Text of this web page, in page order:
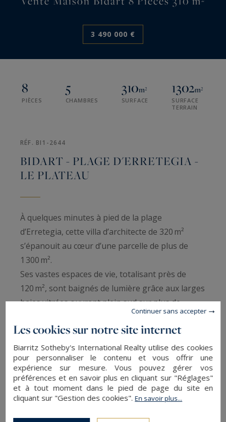
3 490 000 €
8
PIÈCES
5
CHAMBRES
310m²
SURFACE
1302m²
SURFACE
TERRAIN
RÉF. BI1-2644
BIDART - PLAGE D'ERRETEGIA -
LE PLATEAU
À quelques minutes à pied de la plage
d’Erretegia, cette villa d’architecte de 320 m²
s’épanouit au cœur d’une parcelle de plus de
1 300 m².
Ses vastes espaces de vie, totalisant près de
120 m², sont baignés de lumière grâce aux larges
baies vitrées ouvrant plein sud sur plus de
200 m² de terrasses et la piscine.
La maison offre une suite parentale, une suite
invités, ainsi qu’une suite supplémentaire
bénéficiant d’une entrée indépendante. À l’étage,
deux chambres disposent chacune de leur salle
d’eau. Un bureau ou espace de détente, une
buanderie et un vaste espace bien‑être avec salle
d'eau, sauna et jacuzzi complètent l’ensemble.
Les cookies sur notre site internet
Biarritz Sotheby's International Realty utilise des cookies
pour personnaliser le contenu et vous offrir une
expérience sur mesure. Vous pouvez gérer vos
préférences et en savoir plus en cliquant sur "Réglages"
et à tout moment dans le pied de page du site en
cliquant sur "Gestion des cookies".En savoir plus...
Continuer sans accepter